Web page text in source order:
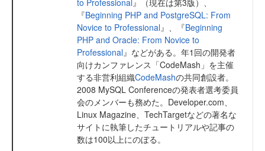
to Professional』（現在は第3版）、
『Beginning PHP and PostgreSQL: From
Novice to Professional』、『Beginning
PHP and Oracle: From Novice to
Professional』などがある。年1回の開発者
向けカンファレンス「CodeMash」を主催
する非営利組織CodeMashの共同創設者。
2008 MySQL Conferenceの発表者選考委員
会のメンバーも務めた。Developer.com、
Linux Magazine、TechTargetなどの著名な
サイトに執筆したチュートリアルや記事の
数は100以上にのぼる。